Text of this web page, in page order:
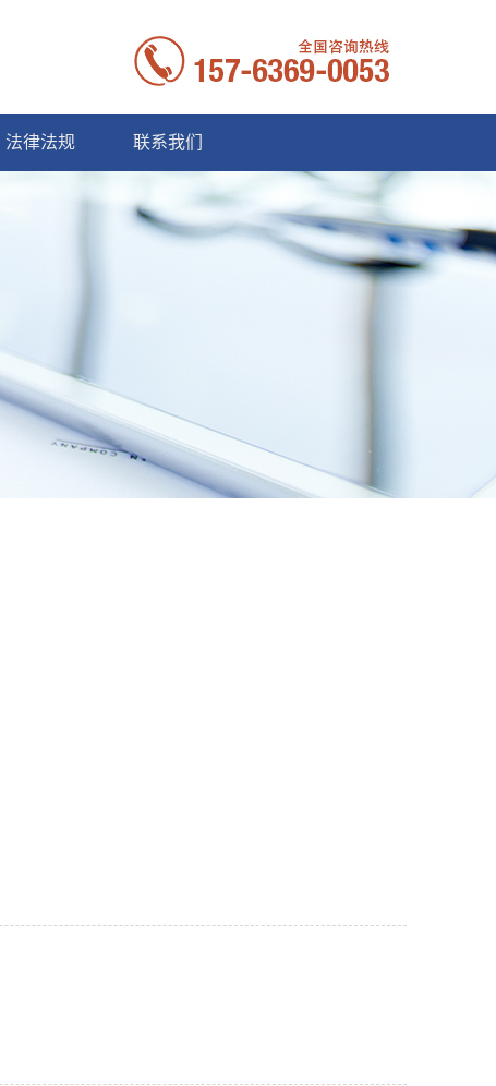
法律法规 联系我们